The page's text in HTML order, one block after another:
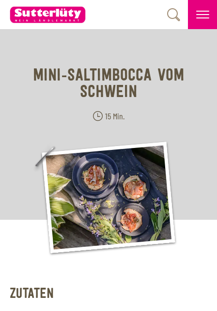
MINI-SALTIMBOCCA VOM
SCHWEIN
15 Min.
ZUTATEN